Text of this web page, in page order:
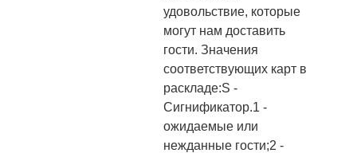
удовольствие, которые
могут нам доставить
гости. Значения
соответствующих карт в
раскладе:S -
Сигнификатор.1 -
ожидаемые или
нежданные гости;2 -